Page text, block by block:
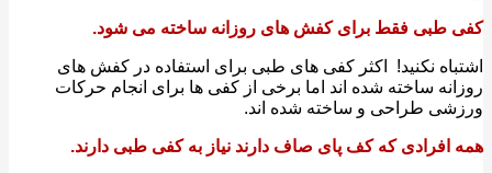
طبی فقط برای کفش های روزانه ساخته می شود.
نکنید! ‌ اکثر کفی های طبی برای استفاده در کفش های
ساخته شده اند اما برخی از کفی ها برای انجام حرکات
طراحی و ساخته شده اند.
افرادی که کف پای صاف دارند نیاز به کفی طبی دارند.